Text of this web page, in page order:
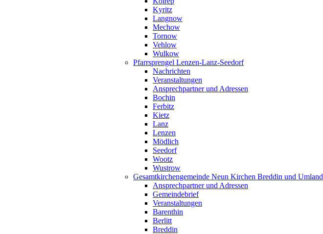
Kyritz
Langnow
Mechow
Tornow
Vehlow
Wulkow
Pfarrsprengel Lenzen-Lanz-Seedorf
Nachrichten
Veranstaltungen
Ansprechpartner und Adressen
Bochin
Ferbitz
Kietz
Lanz
Lenzen
Mödlich
Seedorf
Wootz
Wustrow
Gesamtkirchengemeinde Neun Kirchen Breddin und Umland
Ansprechpartner und Adressen
Gemeindebrief
Veranstaltungen
Barenthin
Berlitt
Breddin